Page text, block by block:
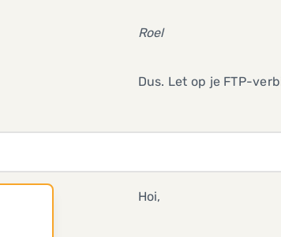
Roel
Dus. Let op je FTP-
Hoi,